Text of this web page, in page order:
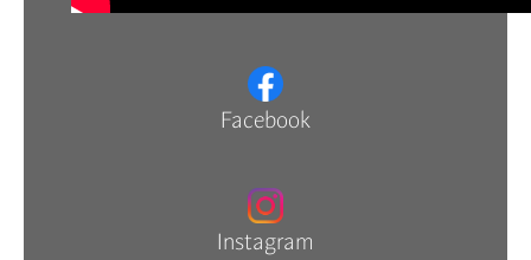
Facebook
Instagram